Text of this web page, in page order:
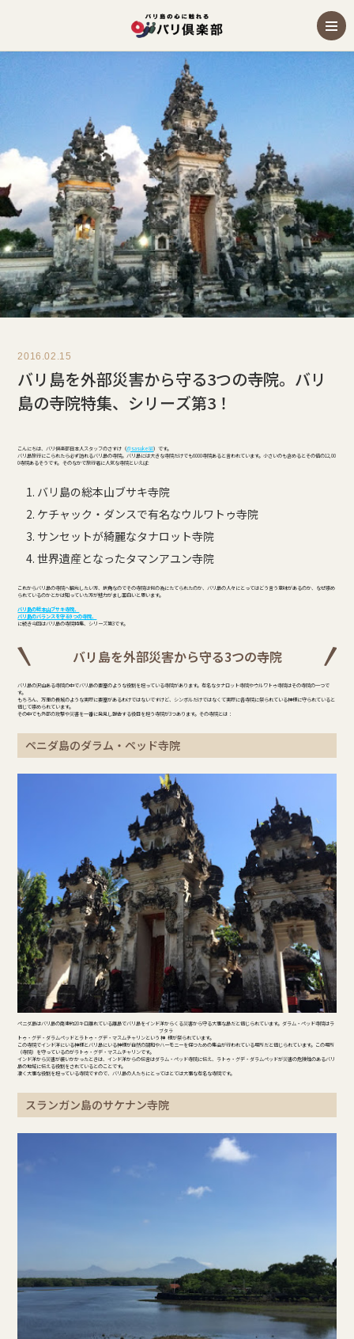
2016.02.15
バリ島を外部災害から守る3つの寺院。バリ
島の寺院特集、シリーズ第3！
こんにちは、バリ倶楽部日本人スタッフのさすけ（@sasuke80）です。
バリ島旅行にこられたら必ず訪れるバリ島の寺院。バリ島には大きな寺院だけでも6000寺院あると言われています。小さいのも含めるとその倍の12,00
0寺院あるそうです。 そのなかで旅行者に人気な寺院といえば:
バリ島の総本山ブサキ寺院
ケチャック・ダンスで有名なウルワトゥ寺院
サンセットが綺麗なタナロット寺院
世界遺産となったタマンアユン寺院
これからバリ島の寺院へ観光したい方、折角なのでその寺院は何の為にたてられたのか、バリ島の人々にとってはどう言う意味があるのか、なぜ崇め
られているのかとかは知っていた方が魅力がまし面白いと思います。
バリ島の総本山ブサキ寺院、
バリ島のバランスを守る9つの寺院、
に続き今回はバリ島の寺院特集、シリーズ第3です。
バリ島を外部災害から守る3つの寺院
バリ島の沢山ある寺院の中でバリ島の要塞のような役割を担っている寺院があります。有名なタナロット寺院やウルワトゥ寺院はその寺院の一つで
す。
もちろん、万里の長城のような実際に要塞があるわけではないですけど、シンボルだけではなくて実際に各寺院に祭られている神様に守られていると
信じて崇められています。
その中でも外部の攻撃や災害を一番に発見し報告する役目を担う寺院が3つあります。その寺院とは：
ペニダ島のダラム・ペッド寺院
ペニダ島はバリ島の南東約20キロ離れている離島でバリ島をインド洋からくる災害から守る大事な島だと信じられています。ダラム・ペッド寺院はラ
トゥ・グデ・ダラムペッドとラトゥ・グデ・マスムチャリンという 神様
ブタラ
が祭られています。
この寺院でインド洋にいる神様とバリ島にいる神様が自然の調和やハーモニーを保つための集会が行われている場所だと信じられています。この場所
（寺院）を守っているのがラトゥ・グデ・マスムチャリンです。
インド洋から災害が襲いかかったときは、インド洋からの伝言はダラム・ペッド寺院に伝え、ラトゥ・グデ・ダラムペッドが災害の危険性のあるバリ
島の地域に伝える役割をされているとのことです。
凄く大事な役割を担っている寺院ですので、バリ島の人たちにとってはとては大事な有名な寺院です。
スランガン島のサケナン寺院